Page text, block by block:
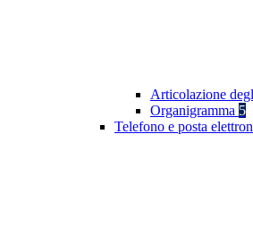
Articolazione
Organigramma 5
Telefono e posta